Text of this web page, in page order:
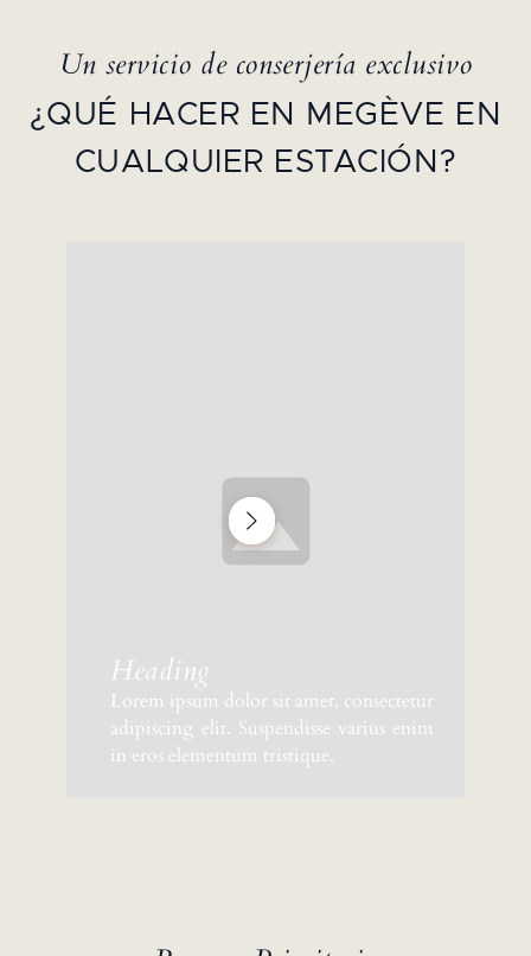
Un servicio de conserjería exclusivo
¿QUÉ HACER EN MEGÈVE EN
CUALQUIER ESTACIÓN?
Heading
Lorem ipsum dolor sit amet, consectetur
adipiscing elit. Suspendisse varius enim
in eros elementum tristique.